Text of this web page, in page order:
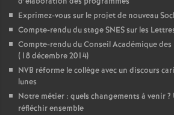
Exprimez-vous sur le projet de nouveau
Compte-rendu du stage SNES sur les
Compte-rendu du Conseil Académique des
(18 décembre 2014)
NVB réforme le collège avec un discours
lunes
Notre métier : quels changements à venir?
réfléchir ensemble